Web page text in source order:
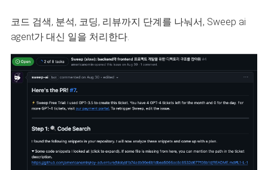
코드 검색, 분석, 코딩, 리뷰까지 단계를 나눠서, Sweep ai
agent가 대신 일을 처리한다.